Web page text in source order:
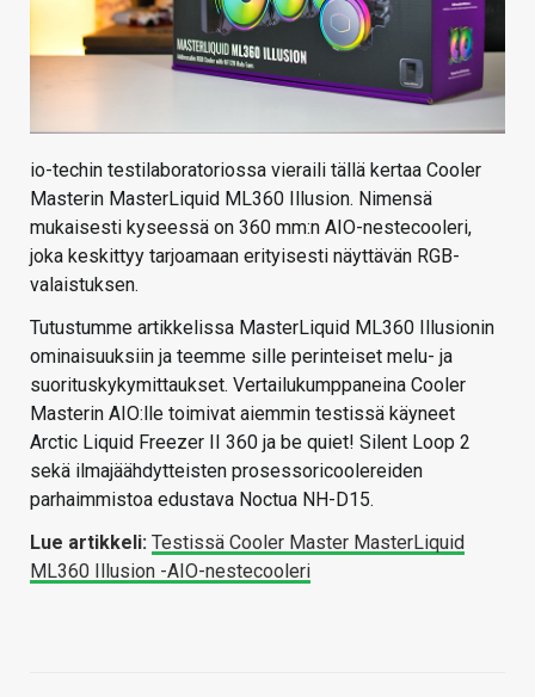
io-techin testilaboratoriossa vieraili tällä kertaa Cooler
Masterin MasterLiquid ML360 Illusion. Nimensä
mukaisesti kyseessä on 360 mm:n AIO-nestecooleri,
joka keskittyy tarjoamaan erityisesti näyttävän RGB-
valaistuksen.
Tutustumme artikkelissa MasterLiquid ML360 Illusionin
ominaisuuksiin ja teemme sille perinteiset melu- ja
suorituskykymittaukset. Vertailukumppaneina Cooler
Masterin AIO:lle toimivat aiemmin testissä käyneet
Arctic Liquid Freezer II 360 ja be quiet! Silent Loop 2
sekä ilmajäähdytteisten prosessoricoolereiden
parhaimmistoa edustava Noctua NH-D15.
Lue artikkeli: Testissä Cooler Master MasterLiquid
ML360 Illusion -AIO-nestecooleri